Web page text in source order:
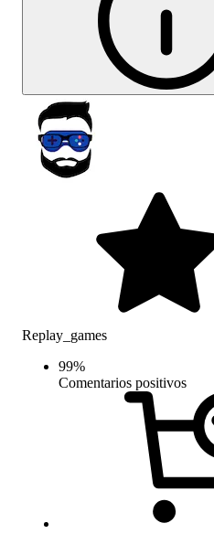
Replay_games
99%
Comentarios positivos